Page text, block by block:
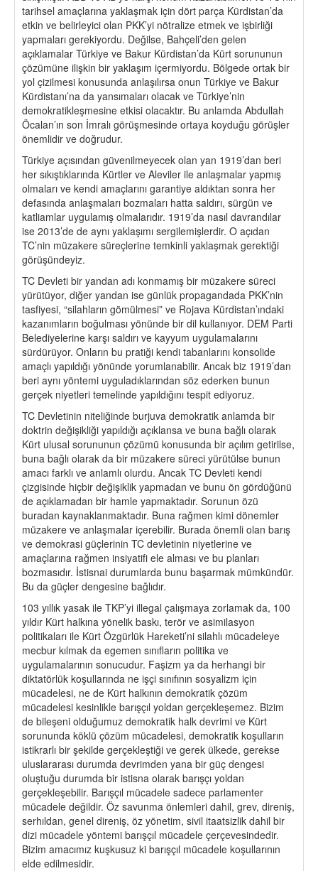
tarihsel amaçlarına yaklaşmak için dört parça Kürdistan’da
etkin ve belirleyici olan PKK’yi nötralize etmek ve işbirliği
yapmaları gerekiyordu. Değilse, Bahçeli’den gelen
açıklamalar Türkiye ve Bakur Kürdistan’da Kürt sorununun
çözümüne ilişkin bir yaklaşım içermiyordu. Bölgede ortak bir
yol çizilmesi konusunda anlaşılırsa onun Türkiye ve Bakur
Kürdistanı’na da yansımaları olacak ve Türkiye’nin
demokratikleşmesine etkisi olacaktır. Bu anlamda Abdullah
Öcalan’ın son İmralı görüşmesinde ortaya koyduğu görüşler
önemlidir ve doğrudur.
Türkiye açısından güvenilmeyecek olan yan 1919’dan beri
her sıkıştıklarında Kürtler ve Aleviler ile anlaşmalar yapmış
olmaları ve kendi amaçlarını garantiye aldıktan sonra her
defasında anlaşmaları bozmaları hatta saldırı, sürgün ve
katliamlar uygulamış olmalarıdır. 1919’da nasıl davrandılar
ise 2013’de de aynı yaklaşımı sergilemişlerdir. O açıdan
TC’nin müzakere süreçlerine temkinli yaklaşmak gerektiği
görüşündeyiz.
TC Devleti bir yandan adı konmamış bir müzakere süreci
yürütüyor, diğer yandan ise günlük propagandada PKK’nin
tasfiyesi, “silahların gömülmesi” ve Rojava Kürdistan’ındaki
kazanımların boğulması yönünde bir dil kullanıyor. DEM Parti
Belediyelerine karşı saldırı ve kayyum uygulamalarını
sürdürüyor. Onların bu pratiği kendi tabanlarını konsolide
amaçlı yapıldığı yönünde yorumlanabilir. Ancak biz 1919’dan
beri aynı yöntemi uyguladıklarından söz ederken bunun
gerçek niyetleri temelinde yapıldığını tespit ediyoruz.
TC Devletinin niteliğinde burjuva demokratik anlamda bir
doktrin değişikliği yapıldığı açıklansa ve buna bağlı olarak
Kürt ulusal sorununun çözümü konusunda bir açılım getirilse,
buna bağlı olarak da bir müzakere süreci yürütülse bunun
amacı farklı ve anlamlı olurdu. Ancak TC Devleti kendi
çizgisinde hiçbir değişiklik yapmadan ve bunu ön gördüğünü
de açıklamadan bir hamle yapmaktadır. Sorunun özü
buradan kaynaklanmaktadır. Buna rağmen kimi dönemler
müzakere ve anlaşmalar içerebilir. Burada önemli olan barış
ve demokrasi güçlerinin TC devletinin niyetlerine ve
amaçlarına rağmen insiyatifi ele alması ve bu planları
bozmasıdır. İstisnai durumlarda bunu başarmak mümkündür.
Bu da güçler dengesine bağlıdır.
103 yıllık yasak ile TKP’yi illegal çalışmaya zorlamak da, 100
yıldır Kürt halkına yönelik baskı, terör ve asimilasyon
politikaları ile Kürt Özgürlük Hareketi’ni silahlı mücadeleye
mecbur kılmak da egemen sınıfların politika ve
uygulamalarının sonucudur. Faşizm ya da herhangi bir
diktatörlük koşullarında ne işçi sınıfının sosyalizm için
mücadelesi, ne de Kürt halkının demokratik çözüm
mücadelesi kesinlikle barışçıl yoldan gerçekleşemez. Bizim
de bileşeni olduğumuz demokratik halk devrimi ve Kürt
sorununda köklü çözüm mücadelesi, demokratik koşulların
istikrarlı bir şekilde gerçekleştiği ve gerek ülkede, gerekse
uluslararası durumda devrimden yana bir güç dengesi
oluştuğu durumda bir istisna olarak barışçı yoldan
gerçekleşebilir. Barışçıl mücadele sadece parlamenter
mücadele değildir. Öz savunma önlemleri dahil, grev, direniş,
serhıldan, genel direniş, öz yönetim, sivil itaatsizlik dahil bir
dizi mücadele yöntemi barışçıl mücadele çerçevesindedir.
Bizim amacımız kuşkusuz ki barışçıl mücadele koşullarının
elde edilmesidir.